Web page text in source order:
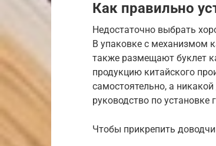
Как правильно
Недостаточно выбрать
В упаковке с механизмом
также размещают буклет
продукцию китайского
самостоятельно, а
руководство по установке
Чтобы прикрепить